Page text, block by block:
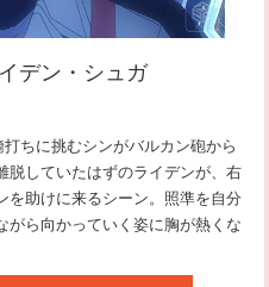
デン・シュガ
ちに挑むシンがバルカン砲から
脱していたはずのライデンが、右
を助けに来るシーン。照準を自分
がら向かっていく姿に胸が熱くな